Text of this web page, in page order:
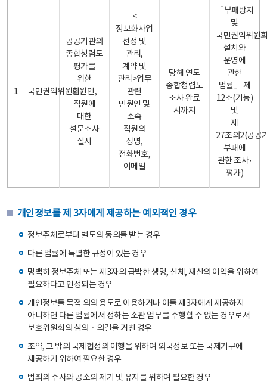
1 국민권익위원회
공공기관의
종합청렴도
평가를
위한
민원인,
직원에
대한
설문조사
실시
<
정보화사업
선정 및
관리,
계약 및
관리>업무
관련
민원인 및
소속
직원의
성명,
전화번호,
이메일
당해 연도
종합청렴도
조사 완료
시까지
「부패방지
및
국민권익위원
설치와
운영에
관한
법률」 제
12조(기능)
및
제
27조의2(공공
부패에
관한 조사·
평가)
개인정보를 제 3자에게 제공하는 예외적인 경우
정보주체로부터 별도의 동의를 받는 경우
다른 법률에 특별한 규정이 있는 경우
명백히 정보주체 또는 제3자의 급박한 생명, 신체, 재산의 이익을 위하여
필요하다고 인정되는 경우
개인정보를 목적 외의 용도로 이용하거나 이를 제3자에게 제공하지
아니하면 다른 법률에서 정하는 소관 업무를 수행할 수 없는 경우로서
보호위원회의 심의ㆍ의결을 거친 경우
조약, 그 밖의 국제협정의 이행을 위하여 외국정보 또는 국제기구에
제공하기 위하여 필요한 경우
범죄의 수사와 공소의 제기 및 유지를 위하여 필요한 경우